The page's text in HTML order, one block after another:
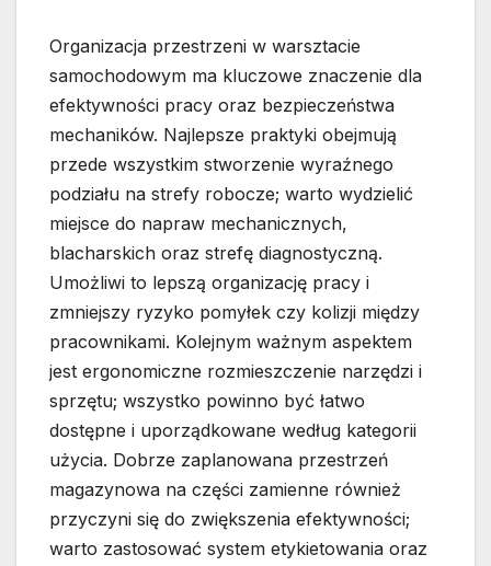
Organizacja przestrzeni w warsztacie
samochodowym ma kluczowe znaczenie dla
efektywności pracy oraz bezpieczeństwa
mechaników. Najlepsze praktyki obejmują
przede wszystkim stworzenie wyraźnego
podziału na strefy robocze; warto wydzielić
miejsce do napraw mechanicznych,
blacharskich oraz strefę diagnostyczną.
Umożliwi to lepszą organizację pracy i
zmniejszy ryzyko pomyłek czy kolizji między
pracownikami. Kolejnym ważnym aspektem
jest ergonomiczne rozmieszczenie narzędzi i
sprzętu; wszystko powinno być łatwo
dostępne i uporządkowane według kategorii
użycia. Dobrze zaplanowana przestrzeń
magazynowa na części zamienne również
przyczyni się do zwiększenia efektywności;
warto zastosować system etykietowania oraz